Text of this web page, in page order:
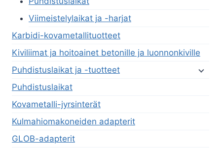
Viimeistelylaikat ja -harjat
Karbidi-kovametallituotteet
Kiviliimat ja hoitoainet betonille ja luonnonkiville
Puhdistuslaikat ja -tuotteet
Puhdistuslaikat
Kovametalli-jyrsinterät
Kulmahiomakoneiden adapterit
GLOB-adapterit